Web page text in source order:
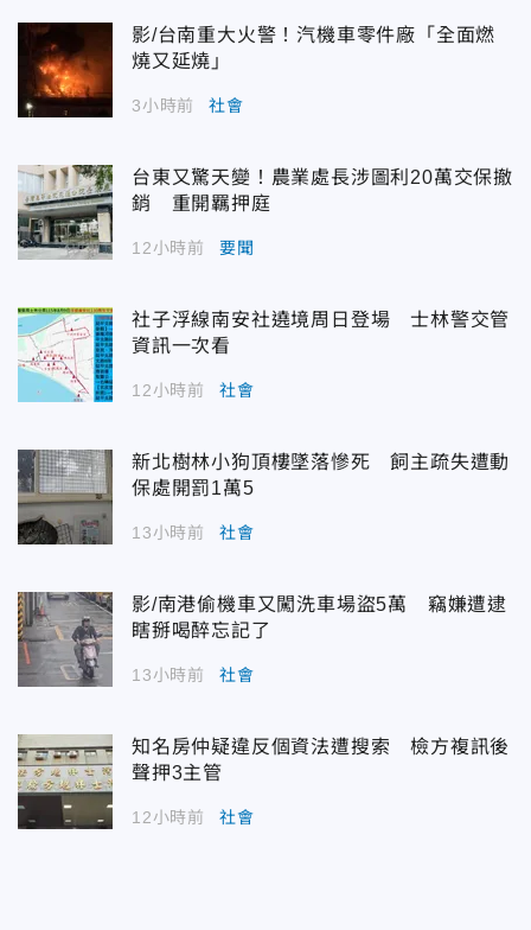
影/台南重大火警！汽機車零件廠「全面燃
燒又延燒」
3小時前 社會
台東又驚天變！農業處長涉圖利20萬交保撤
銷 重開羈押庭
12小時前 要聞
社子浮線南安社遶境周日登場 士林警交管
資訊一次看
12小時前 社會
新北樹林小狗頂樓墜落慘死 飼主疏失遭動
保處開罰1萬5
13小時前 社會
影/南港偷機車又闖洗車場盜5萬 竊嫌遭逮
瞎掰喝醉忘記了
13小時前 社會
知名房仲疑違反個資法遭搜索 檢方複訊後
聲押3主管
12小時前 社會